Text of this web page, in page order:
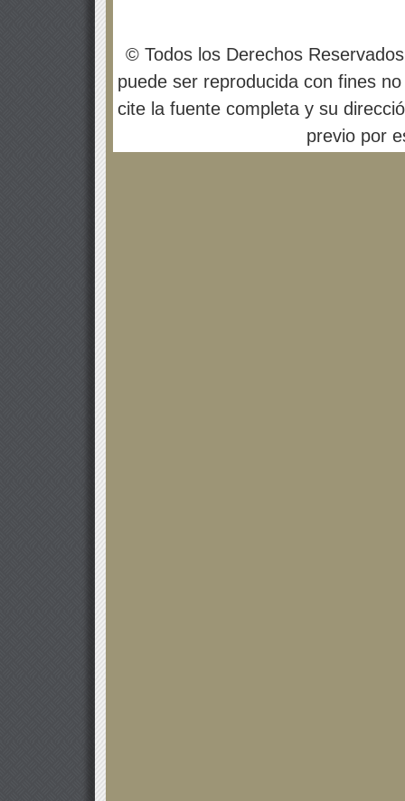
© Todos los Derechos
puede ser reproducida con fines
cite la fuente completa y su
previo por